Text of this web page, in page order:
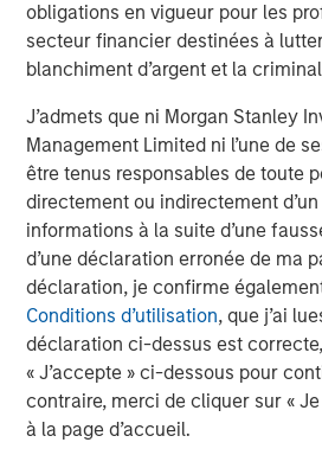
obligations en vigueur pour les
secteur financier destinées à
blanchiment d’argent et la
J’admets que ni Morgan Stanley
Management Limited ni l’une de
être tenus responsables de toute
directement ou indirectement
informations à la suite d’une
d’une déclaration erronée de ma
déclaration, je confirme
Conditions d’utilisation, que j’ai
déclaration ci-dessus est
« J’accepte » ci-dessous pour
contraire, merci de cliquer sur «
à la page d’accueil.
What We Are Doing
The transformative impact of
longer confined to large-cap public
benefits of AI are now cascading
companies, which are leveraging
efficiency, accelerate product
customer engagement.
In 2025, more than half of the
we control in our PE middle
initiatives, ranging from agentic
automated coding to predictive
dynamic pricing. A majority
material to their growth thesis,
adoption. These technologies are
workflows, reducing costs, and